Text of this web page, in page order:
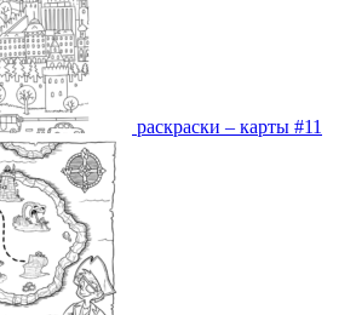
раскраски – карты #11